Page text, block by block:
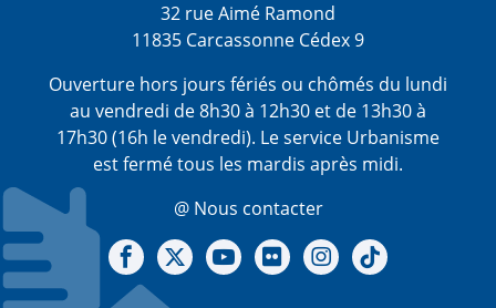
32 rue Aimé Ramond
11835 Carcassonne Cédex 9
Ouverture hors jours fériés ou chômés du lundi
au vendredi de 8h30 à 12h30 et de 13h30 à
17h30 (16h le vendredi). Le service Urbanisme
est fermé tous les mardis après midi.
@ Nous contacter
Notre Facebook
Notre X - (twitter)
Notre chaine Youtube
Notre Gallerie sur Flickr
Notre Instagram